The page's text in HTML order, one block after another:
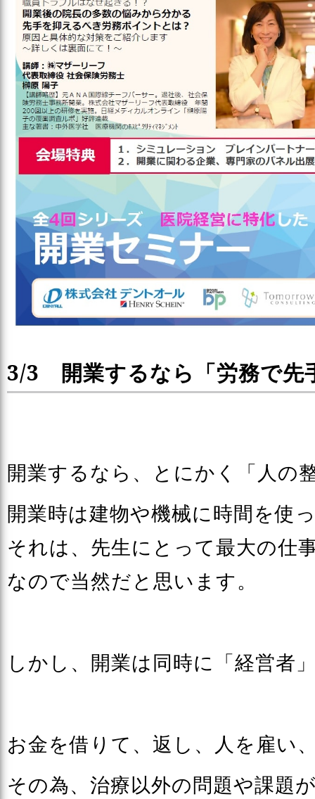
3/3 開業するなら「労務で先
開業するなら、とにかく「人の
開業時は建物や機械に時間を使
それは、先生にとって最大の仕
なので当然だと思います。
しかし、開業は同時に「経営者
お金を借りて、返し、人を雇い
その為、治療以外の問題や課題